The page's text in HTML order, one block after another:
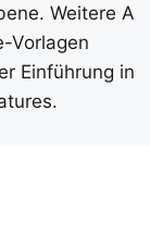
Weitere A
Vorlagen
Einführung in